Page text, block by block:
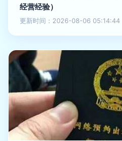
经营经验）
更新时间：2026-08-06 05:14:44